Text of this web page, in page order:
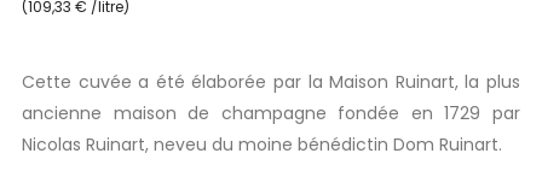
(109,33 € /litre)
Cette cuvée a été élaborée par la Maison Ruinart, la plus
ancienne maison de champagne fondée en 1729 par
Nicolas Ruinart, neveu du moine bénédictin Dom Ruinart.